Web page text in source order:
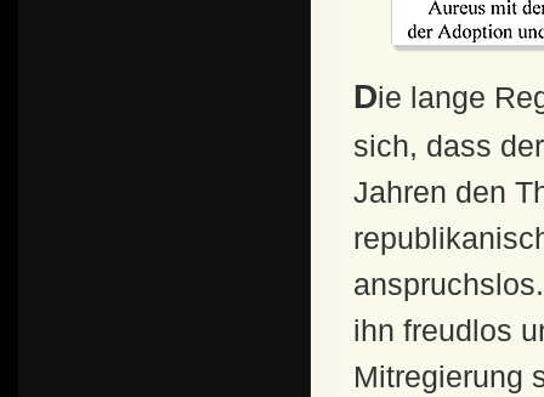
Die lange Regierungszeit des Augustus brachte es mit
sich, dass
Jahren den
ihn freudlos
Mitregierung